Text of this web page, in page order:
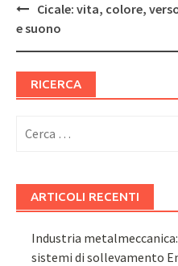
Post
navigation
Cicale: vita, colore,
e suono
RICERCA
per:
ARTICOLI RECENTI
Industria
sistemi di sollevamento